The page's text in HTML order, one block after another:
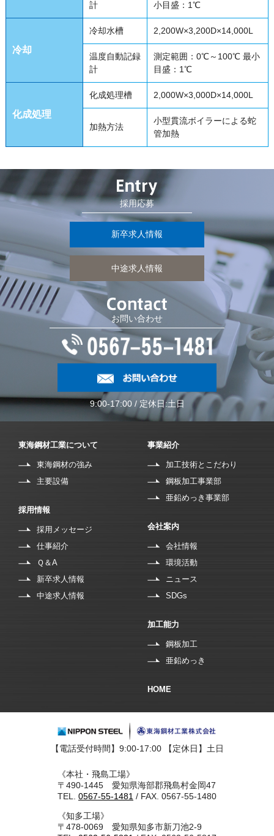
計
小目盛：1℃
冷却
冷却水槽 2,200W×3,200D×14,000L
温度自動記録
計
測定範囲：0℃～100℃ 最小
目盛：1℃
化成処理
化成処理槽 2,000W×3,000D×14,000L
加熱方法
小型貫流ボイラーによる蛇
管加熱
採用応募
新卒求人情報
中途求人情報
お問い合わせ
9:00-17:00 / 定休日:土日
東海鋼材工業について
東海鋼材の強み
主要設備
採用情報
採用メッセージ
仕事紹介
Ｑ＆A
新卒求人情報
中途求人情報
事業紹介
加工技術とこだわり
鋼板加工事業部
亜鉛めっき事業部
会社案内
会社情報
環境活動
ニュース
SDGs
加工能力
鋼板加工
亜鉛めっき
HOME
【電話受付時間】9:00-17:00 【定休日】土日
《本社・飛島工場》
〒490-1445 愛知県海部郡飛島村金岡47
TEL. 0567-55-1481 / FAX. 0567-55-1480
《知多工場》
〒478-0069 愛知県知多市新刀池2-9